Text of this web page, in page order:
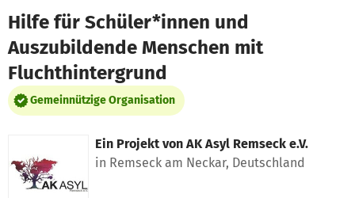
Hilfe für Schüler*innen und
Auszubildende Menschen mit
Fluchthintergrund
Gemeinnützige Organisation
Ein Projekt von AK Asyl Remseck e.V.
in Remseck am Neckar, Deutschland